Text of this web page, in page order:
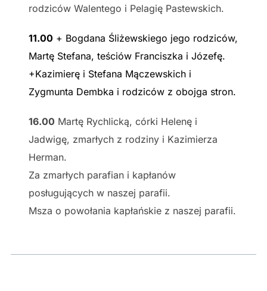
rodziców Walentego i Pelagię Pastewskich.
11.00 + Bogdana Śliżewskiego jego rodziców,
Martę Stefana, teściów Franciszka i Józefę.
+Kazimierę i Stefana Mączewskich i
Zygmunta Dembka i rodziców z obojga stron.
16.00 Martę Rychlicką, córki Helenę i
Jadwigę, zmarłych z rodziny i Kazimierza
Herman.
Za zmarłych parafian i kapłanów
posługujących w naszej parafii.
Msza o powołania kapłańskie z naszej parafii.